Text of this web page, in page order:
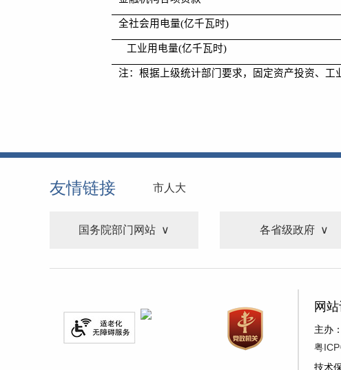
全社会用电量(亿千瓦时)
工业用电量(亿千瓦时)
注：根据上级统计部门要求，固定资产投资、工
友情链接 市人大
国务院部门网站 各省级政府
网
主办：
粤
技术